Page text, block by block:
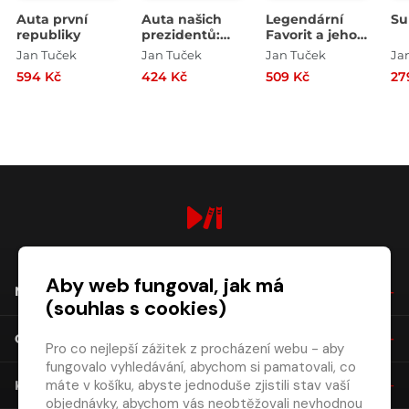
Auta první
republiky
Jan Tuček
594 Kč
Auta našich
prezidentů:
1918-2024
Jan Tuček
424 Kč
Legendární
Favorit a jeho
sourozenci
Jan Tuček
509 Kč
NÁKUP
O SPOLEČNOSTI
KONTAKT
Aby web fungoval, jak má
(souhlas s cookies)
Pro co nejlepší zážitek z procházení webu - aby
fungovalo vyhledávání, abychom si pamatovali, co
máte v košíku, abyste jednoduše zjistili stav vaší
objednávky, abychom vás neobtěžovali nevhodnou